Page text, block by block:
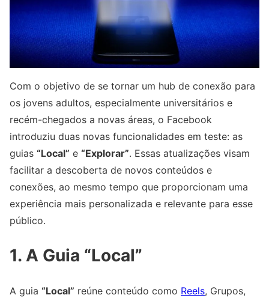
Com o objetivo de se tornar um hub de conexão para
os jovens adultos, especialmente universitários e
recém-chegados a novas áreas, o Facebook
introduziu duas novas funcionalidades em teste: as
guias “Local” e “Explorar”. Essas atualizações visam
facilitar a descoberta de novos conteúdos e
conexões, ao mesmo tempo que proporcionam uma
experiência mais personalizada e relevante para esse
público.
1. A Guia “Local”
A guia “Local” reúne conteúdo como Reels, Grupos,